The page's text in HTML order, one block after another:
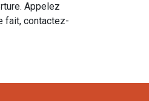
Appelez
fait, contactez-